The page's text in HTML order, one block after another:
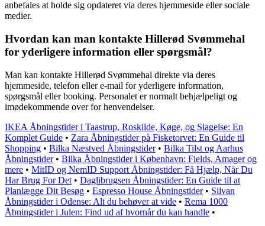
anbefales at holde sig opdateret via deres hjemmeside eller sociale
medier.
Hvordan kan man kontakte Hillerød Svømmehal
for yderligere information eller spørgsmål?
Man kan kontakte Hillerød Svømmehal direkte via deres
hjemmeside, telefon eller e-mail for yderligere information,
spørgsmål eller booking. Personalet er normalt behjælpeligt og
imødekommende over for henvendelser.
IKEA Åbningstider i Taastrup, Roskilde, Køge, og Slagelse: En
Komplet Guide • Zara Åbningstider på Fisketorvet: En Guide til
Shopping • Bilka Næstved Åbningstider• Bilka Tilst og Aarhus
Åbningstider• Bilka Åbningstider i København: Fields, Amager og
mere • MitID og NemID Support Åbningstider: Få Hjælp, Når Du
Har Brug For Det • Daglibrugsen Åbningstider: En Guide til at
Planlægge Dit Besøg • Espresso House Åbningstider• Silvan
Åbningstider i Odense: Alt du behøver at vide • Rema 1000
Åbningstider i Julen: Find ud af hvornår du kan handle •